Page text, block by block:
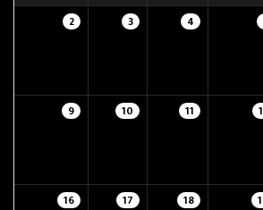
2 3 4
9 10 11
16 17 18